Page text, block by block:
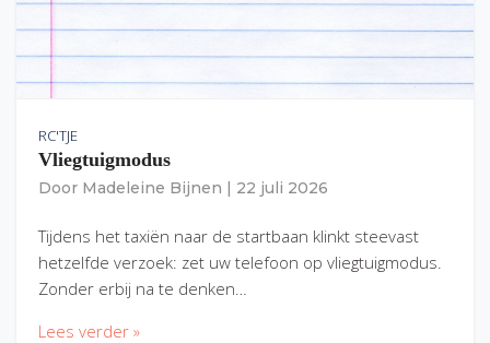
RC'TJE
Vliegtuigmodus
Door Madeleine Bijnen 22 juli 2026
Tijdens het taxiën naar de startbaan klinkt steevast
hetzelfde verzoek: zet uw telefoon op vliegtuigmodus.
Zonder erbij na te denken…
Lees verder »